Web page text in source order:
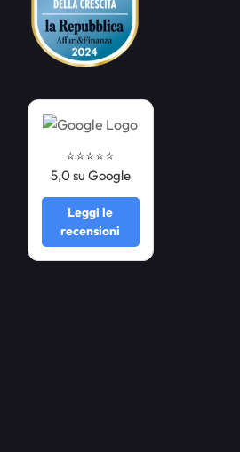
⭐️⭐️⭐️⭐️⭐️
5,0 su Google
Leggi le
recensioni